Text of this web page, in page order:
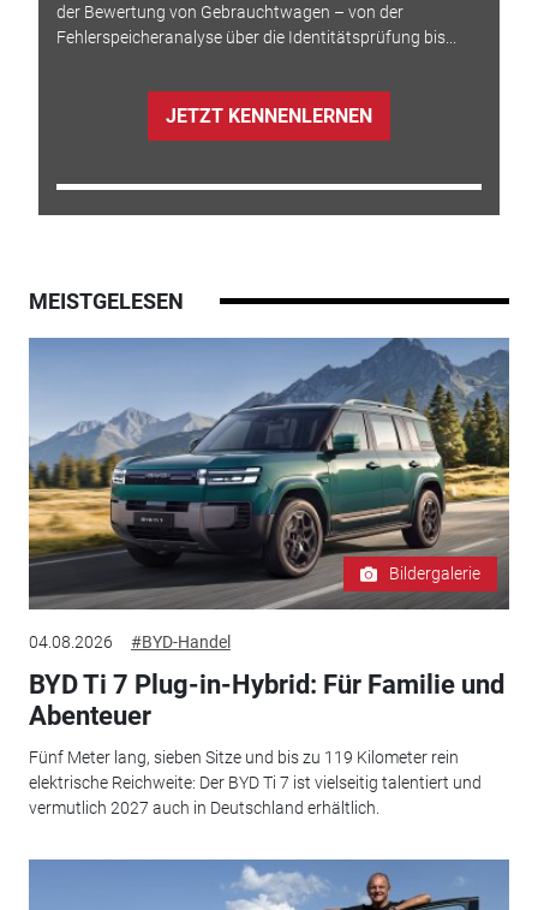
der Bewertung von Gebrauchtwagen – von der
Fehlerspeicheranalyse über die Identitätsprüfung bis...
JETZT KENNENLERNEN
MEISTGELESEN
Bildergalerie
04.08.2026 #BYD-Handel
BYD Ti 7 Plug-in-Hybrid: Für Familie und
Abenteuer
Fünf Meter lang, sieben Sitze und bis zu 119 Kilometer rein
elektrische Reichweite: Der BYD Ti 7 ist vielseitig talentiert und
vermutlich 2027 auch in Deutschland erhältlich.